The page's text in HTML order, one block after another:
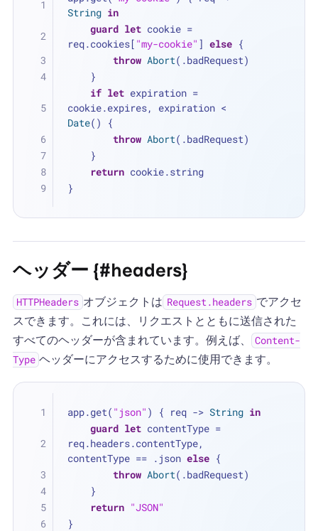
String in
guard let cookie =
req.cookies[ "my-cookie" ] else {
throw Abort(.badRequest)
    }
if let expiration =
cookie.expires, expiration <
Date() {
throw Abort(.badRequest)
    }
return cookie.string
}
ヘッダー {#headers}
HTTPHeaders オブジェクトは Request.headers でアクセ
スできます。これには、リクエストとともに送信された
すべてのヘッダーが含まれています。例えば、
Content-
Type ヘッダーにアクセスするために使用できます。
app.get( "json" ) { req -> String in
guard let contentType =
req.headers.contentType,
contentType == .json else {
throw Abort(.badRequest)
    }
return "JSON"
}